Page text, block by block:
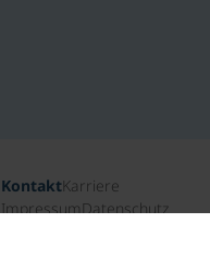
KontaktKarriere
ImpressumDatenschutz